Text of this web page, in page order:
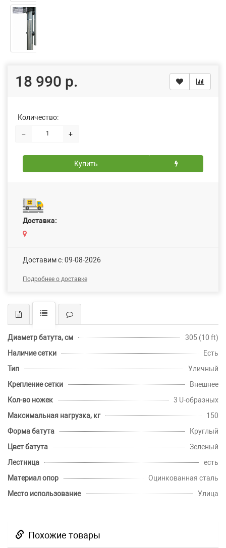
18 990 р.
Количество:
− +
Купить
Доставка:
Доставим c: 09-08-2026
Подробнее о доставке
Диаметр батута, см
305 (10 ft)
Наличие сетки
Есть
Тип
Уличный
Крепление сетки
Внешнее
Кол-во ножек
3 U-образных
Максимальная нагрузка, кг
150
Форма батута
Круглый
Цвет батута
Зеленый
Лестница
есть
Материал опор
Оцинкованная сталь
Место использование
Улица
Похожие товары